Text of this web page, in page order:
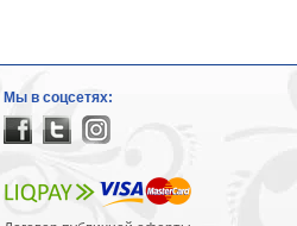
Мы в соцсетях: